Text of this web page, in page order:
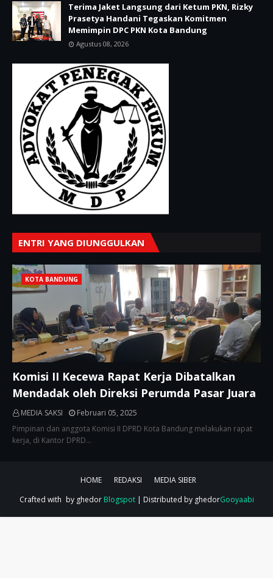
Terima Jaket Langsung dari Ketum PKN, Rizky
Prasetya Handani Tegaskan Komitmen
Memimpin DPC PKN Kota Bandung
Agustus 08, 2026
ENTRI YANG DIUNGGULKAN
KOTA BANDUNG
Komisi II Kecewa Rapat Kerja Dibatalkan
Mendadak oleh Direksi Perumda Pasar Juara
MEDIA SAKSI
Februari 05, 2025
Pimpinan dan anggota Komisi II DPRD Kota Bandung melakukan rapat
kerja, di Kantor DPRD…
HOME REDAKSI
MEDIA SIBER
Crafted with by ghedor Blogspot| Distributed by ghedorGooyaabi